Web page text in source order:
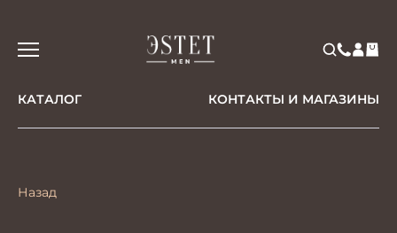
КАТАЛОГ КОНТАКТЫ И МАГАЗИНЫ
Назад